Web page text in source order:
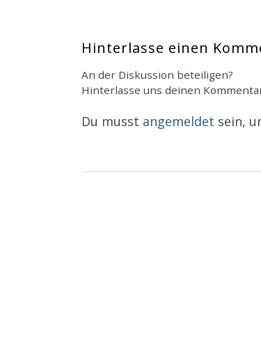
Hinterlasse einen
An der Diskussion beteiligen?
Hinterlasse uns deinen
Du musst angemeldet sein,